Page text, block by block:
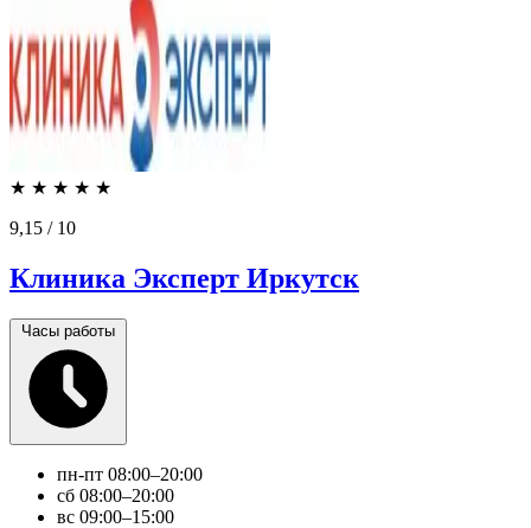
★ ★ ★ ★ ★
9,15 / 10
Клиника Эксперт Иркутск
Часы работы
пн-пт 08:00–20:00
сб 08:00–20:00
вс 09:00–15:00